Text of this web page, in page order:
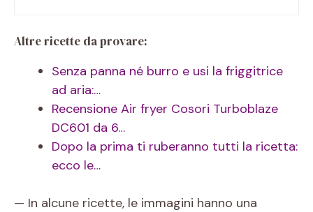
Altre ricette da provare:
Senza panna né burro e usi la friggitrice
ad aria:…
Recensione Air fryer Cosori Turboblaze
DC601 da 6…
Dopo la prima ti ruberanno tutti la ricetta:
ecco le…
— In alcune ricette, le immagini hanno una